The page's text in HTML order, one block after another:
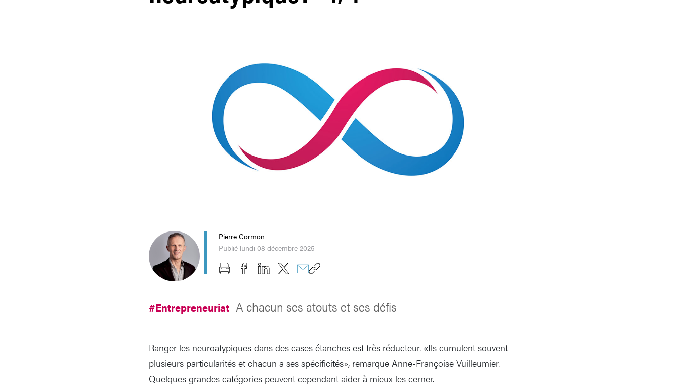
Pierre Cormon
Publié lundi 08 décembre 2025
#Entrepreneuriat A chacun ses atouts et ses défis
Ranger les neuroatypiques dans des cases étanches est très réducteur. «Ils cumulent souvent
plusieurs particularités et chacun a ses spécificités», remarque Anne-Françoise Vuilleumier.
Quelques grandes catégories peuvent cependant aider à mieux les cerner.